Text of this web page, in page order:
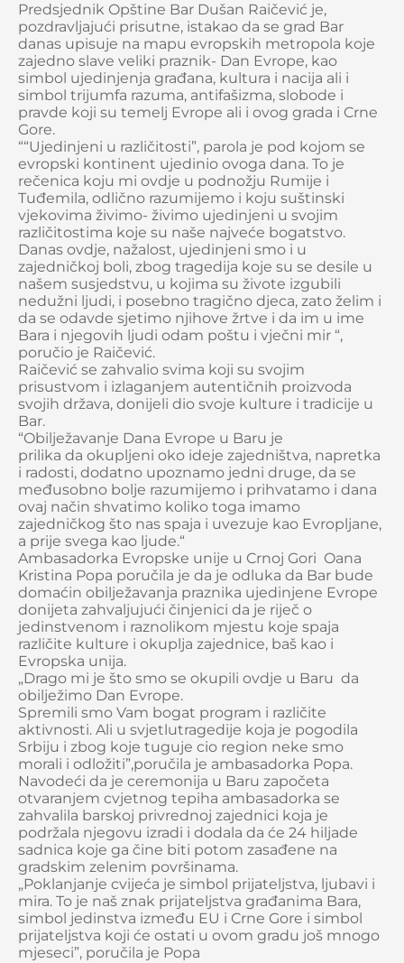
Predsjednik Opštine Bar Dušan Raičević je,
pozdravljajući prisutne, istakao da se grad Bar
danas upisuje na mapu evropskih metropola koje
zajedno slave veliki praznik- Dan Evrope, kao
simbol ujedinjenja građana, kultura i nacija ali i
simbol trijumfa razuma, antifašizma, slobode i
pravde koji su temelj Evrope ali i ovog grada i Crne
Gore.
““Ujedinjeni u različitosti”, parola je pod kojom se
evropski kontinent ujedinio ovoga dana. To je
rečenica koju mi ovdje u podnožju Rumije i
Tuđemila, odlično razumijemo i koju suštinski
vjekovima živimo- živimo ujedinjeni u svojim
različitostima koje su naše najveće bogatstvo.
Danas ovdje, nažalost, ujedinjeni smo i u
zajedničkoj boli, zbog tragedija koje su se desile u
našem susjedstvu, u kojima su živote izgubili
nedužni ljudi, i posebno tragično djeca, zato želim i
da se odavde sjetimo njihove žrtve i da im u ime
Bara i njegovih ljudi odam poštu i vječni mir “,
poručio je Raičević.
Raičević se zahvalio svima koji su svojim
prisustvom i izlaganjem autentičnih proizvoda
svojih država, donijeli dio svoje kulture i tradicije u
Bar.
“Obilježavanje Dana Evrope u Baru je
prilika da okupljeni oko ideje zajedništva, napretka
i radosti, dodatno upoznamo jedni druge, da se
međusobno bolje razumijemo i prihvatamo i dana
ovaj način shvatimo koliko toga imamo
zajedničkog što nas spaja i uvezuje kao Evropljane,
a prije svega kao ljude.“
Ambasadorka Evropske unije u Crnoj Gori Oana
Kristina Popa poručila je da je odluka da Bar bude
domaćin obilježavanja praznika ujedinjene Evrope
donijeta zahvaljujući činjenici da je riječ o
jedinstvenom i raznolikom mjestu koje spaja
različite kulture i okuplja zajednice, baš kao i
Evropska unija.
„Drago mi je što smo se okupili ovdje u Baru da
obilježimo Dan Evrope.
Spremili smo Vam bogat program i različite
aktivnosti. Ali u svjetlutragedije koja je pogodila
Srbiju i zbog koje tuguje cio region neke smo
morali i odložiti”,poručila je ambasadorka Popa.
Navodeći da je ceremonija u Baru započeta
otvaranjem cvjetnog tepiha ambasadorka se
zahvalila barskoj privrednoj zajednici koja je
podržala njegovu izradi i dodala da će 24 hiljade
sadnica koje ga čine biti potom zasađene na
gradskim zelenim površinama.
„Poklanjanje cvijeća je simbol prijateljstva, ljubavi i
mira. To je naš znak prijateljstva građanima Bara,
simbol jedinstva između EU i Crne Gore i simbol
prijateljstva koji će ostati u ovom gradu još mnogo
mjeseci”, poručila je Popa